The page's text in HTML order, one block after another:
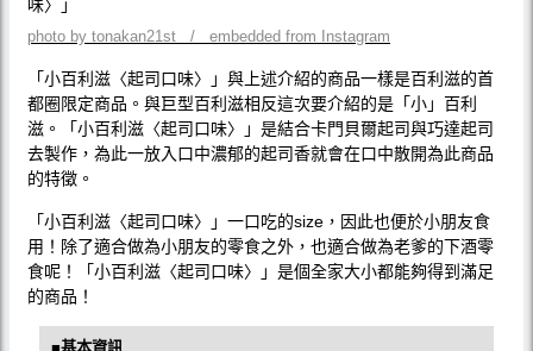
photo by tonakan21st / embedded from Instagram
「小百利滋〈起司口味〉」與上述介紹的商品一樣是百利滋的首
都圈限定商品。與巨型百利滋相反這次要介紹的是「小」百利
滋。「小百利滋〈起司口味〉」是結合卡門貝爾起司與巧達起司
去製作，為此一放入口中濃郁的起司香就會在口中散開為此商品
的特徵。
「小百利滋〈起司口味〉」一口吃的size，因此也便於小朋友食
用！除了適合做為小朋友的零食之外，也適合做為老爹的下酒零
食呢！「小百利滋〈起司口味〉」是個全家大小都能夠得到滿足
的商品！